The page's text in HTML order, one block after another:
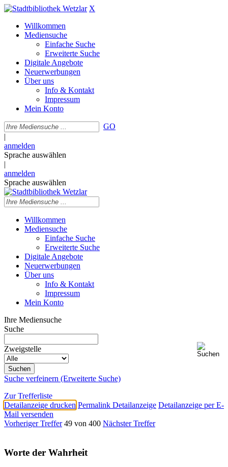
X
Willkommen
Mediensuche
Einfache Suche
Erweiterte Suche
Digitale Angebote
Neuerwerbungen
Über uns
Info & Kontakt
Impressum
Mein Konto
GO
|
anmelden
Sprache auswählen
|
anmelden
Sprache auswählen
Willkommen
Mediensuche
Einfache Suche
Erweiterte Suche
Digitale Angebote
Neuerwerbungen
Über uns
Info & Kontakt
Impressum
Mein Konto
Ihre Mediensuche
Suche
Zweigstelle
Suche verfeinern (Erweiterte Suche)
Zur Trefferliste
Detailanzeige drucken Permalink Detailanzeige Detailanzeige per E-
Mail versenden
Vorheriger Treffer 49 von 400 Nächster Treffer
Worte der Wahrheit